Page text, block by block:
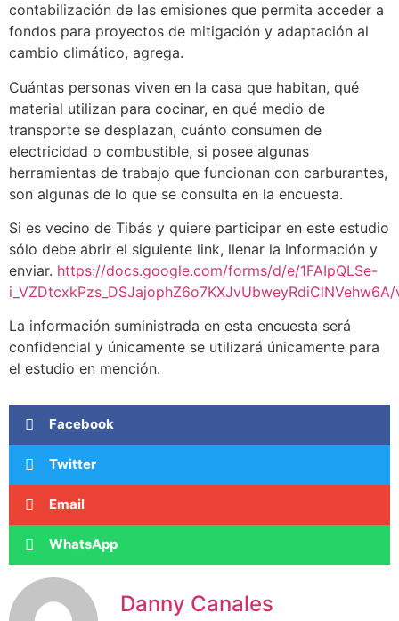
contabilización de las emisiones que permita acceder a
fondos para proyectos de mitigación y adaptación al
cambio climático, agrega.
Cuántas personas viven en la casa que habitan, qué
material utilizan para cocinar, en qué medio de
transporte se desplazan, cuánto consumen de
electricidad o combustible, si posee algunas
herramientas de trabajo que funcionan con carburantes,
son algunas de lo que se consulta en la encuesta.
Si es vecino de Tibás y quiere participar en este estudio
sólo debe abrir el siguiente link, llenar la información y
enviar. https://docs.google.com/forms/d/e/1FAIpQLSe-
La información suministrada en esta encuesta será
confidencial y únicamente se utilizará únicamente para
el estudio en mención.
Facebook
Twitter
Email
WhatsApp
Danny Canales